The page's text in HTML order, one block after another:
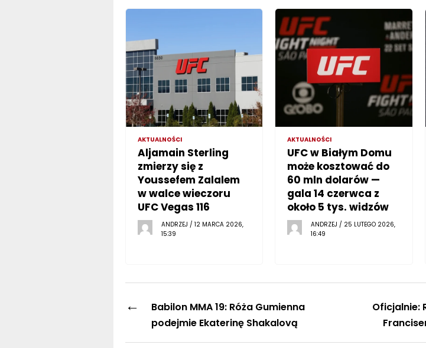
AKTUALNOŚCI
Aljamain Sterling
zmierzy się z
Youssefem Zalalem
w walce wieczoru
UFC Vegas 116
ANDRZEJ / 12 MARCA 2026,
15:39
AKTUALNOŚCI
UFC w Białym Domu
może kosztować do
60 mln dolarów —
gala 14 czerwca z
około 5 tys. widzów
ANDRZEJ / 25 LUTEGO 2026,
16:49
←
Babilon MMA 19: Róża Gumienna
podejmie Ekaterinę Shakalovą
Oficjalnie: